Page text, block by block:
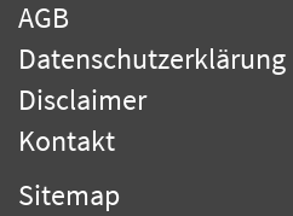
AGB
Datenschutzerklärung
Disclaimer
Kontakt
Sitemap